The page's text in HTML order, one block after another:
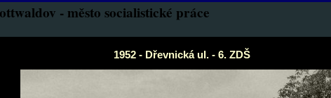
- město socialistické práce
1952 - Dřevnická ul. - 6. ZDŠ